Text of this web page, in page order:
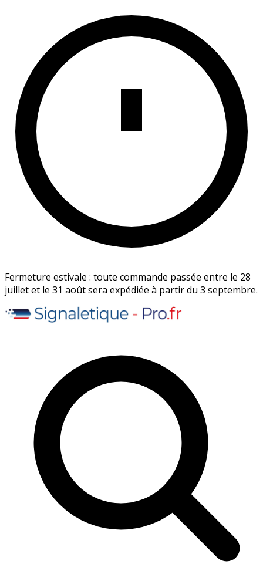
Fermeture estivale : toute commande passée entre le 28
juillet et le 31 août sera expédiée à partir du 3 septembre.